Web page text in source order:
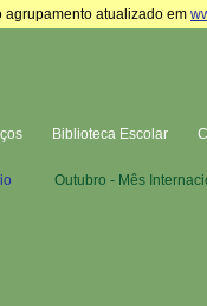
agrupamento atualizado em
Biblioteca Escolar
Outubro - Mês